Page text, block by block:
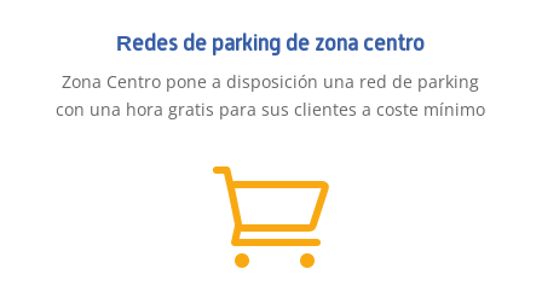
Redes de parking de zona centro
Zona Centro pone a disposición una red de parking
con una hora gratis para sus clientes a coste mínimo
